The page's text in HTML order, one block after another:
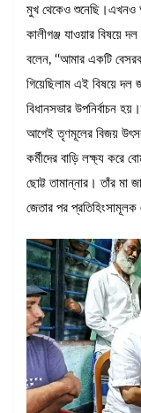
মুখ থেকেও শুনেছি।এখনও
কালীগঞ্জ যাওয়ার বিষয়ে
বলেন, ‘‘আমার একটি
গিয়েছিলাম এই বিষয়ে দল
বিধানসভার উপনির্বাচন
আগেই তৃণমূলের বিজয়
কর্মীদের বাড়ি লক্ষ্য
ছোট্ট তামান্নার। তাঁর মা
জেতার পর